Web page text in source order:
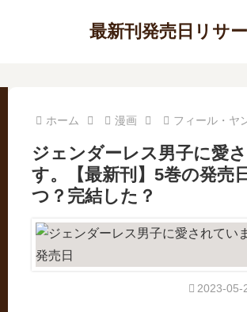
最新刊発売日リサ
ホーム 漫画 フィール・ヤ
ジェンダーレス男子に愛
す。【最新刊】5巻の発売
つ？完結した？
2023-05-